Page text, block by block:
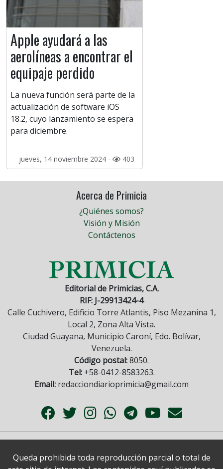
Apple ayudará a las
aerolíneas a encontrar el
equipaje perdido
La nueva función será parte de la
actualización de software iOS
18.2, cuyo lanzamiento se espera
para diciembre.
jueves, 14 noviembre 2024 - 403
Acerca de Primicia
¿Quiénes somos?
Visión y Misión
Contáctenos
Editorial de Primicias, C.A.
RIF: J-29913424-4
Calle Cuchivero, Edificio Torre Atlantis, Piso Mezanina 1,
Local 2, Zona Alta Vista.
Ciudad Guayana, Municipio Caroní, Edo. Bolívar,
Venezuela.
Código postal:8050.
Tel:+58-0412-8583263.
Email: redacciondiarioprimicia@gmail.com
Queda prohibida toda reproducción parcial o total de